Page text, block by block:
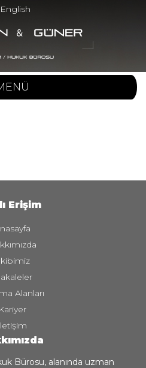
English
Erişim
Alanları
Kariyer
Bürosu, alanında uzman